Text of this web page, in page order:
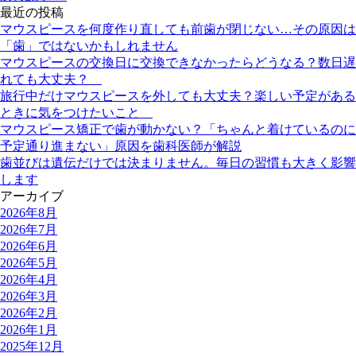
最近の投稿
マウスピースを何度作り直しても前歯が閉じない…その原因は
「歯」ではないかもしれません
マウスピースの交換日に交換できなかったらどうなる？数日遅
れても大丈夫？
旅行中だけマウスピースを外しても大丈夫？楽しい予定がある
ときに気をつけたいこと
マウスピース矯正で歯が動かない？「ちゃんと着けているのに
予定通り進まない」原因を歯科医師が解説
歯並びは遺伝だけでは決まりません。毎日の習慣も大きく影響
します
アーカイブ
2026年8月
2026年7月
2026年6月
2026年5月
2026年4月
2026年3月
2026年2月
2026年1月
2025年12月